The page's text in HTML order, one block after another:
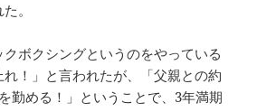
。
クボクシングというのをやっている
！」と言われたが、「父親との約
勤める！」ということで、3年満期